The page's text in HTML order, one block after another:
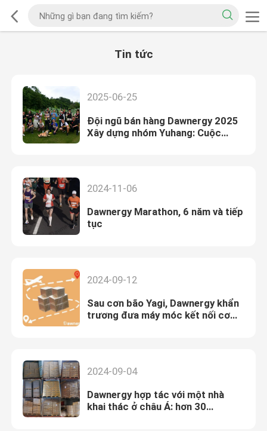
Tin tức
2025-06-25
Đội ngũ bán hàng Dawnergy 2025
Xây dựng nhóm Yuhang: Cuộc
2024-11-06
Dawnergy Marathon, 6 năm và tiếp
tục
2024-09-12
Sau cơn bão Yagi, Dawnergy khẩn
trương đưa máy móc kết nối cơ
2024-09-04
Dawnergy hợp tác với một nhà
khai thác ở châu Á: hơn 30